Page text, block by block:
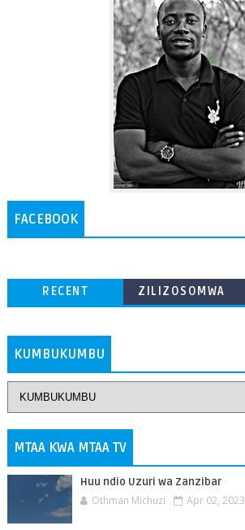
FACEBOOK
RECENT
ZILIZOSOMWA
KUMBUKUMBU
MTAA KWA MTAA TV
Huu ndio Uzuri wa Zanzibar
Othman Michuzi Apr 02, 2023